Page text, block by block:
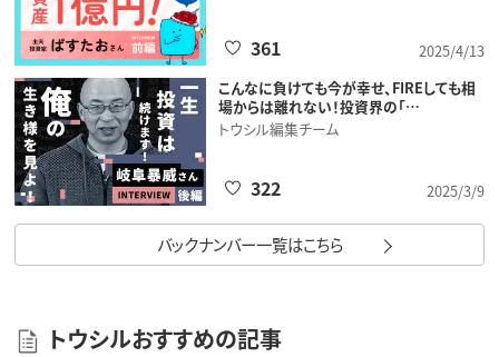
2025/4/13
361
こんなに負けても今が幸せ、FIREしても相
場からは離れない！投資界の「…
トウシル編集チーム
2025/3/9
322
バックナンバー一覧はこちら
トウシルおすすめの記事